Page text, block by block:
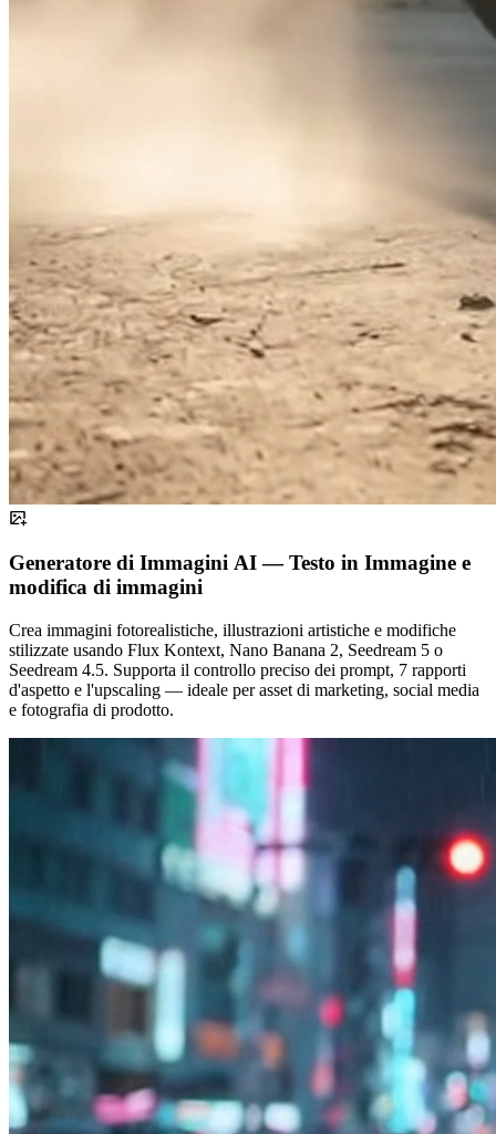
Generatore di Immagini AI — Testo in Immagine e
modifica di immagini
Crea immagini fotorealistiche, illustrazioni artistiche e modifiche
stilizzate usando Flux Kontext, Nano Banana 2, Seedream 5 o
Seedream 4.5. Supporta il controllo preciso dei prompt, 7 rapporti
d'aspetto e l'upscaling — ideale per asset di marketing, social media
e fotografia di prodotto.